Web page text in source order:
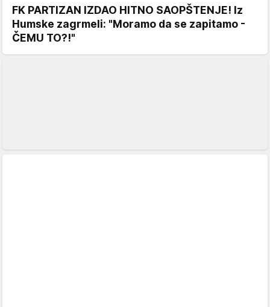
FK PARTIZAN IZDAO HITNO SAOPŠTENJE! Iz
Humske zagrmeli: "Moramo da se zapitamo -
ČEMU TO?!"